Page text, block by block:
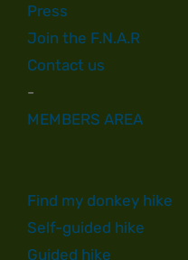
Press
Join the F.N.A.R
Contact us
-
MEMBERS AREA
Find my donkey hike
Self-guided hike
Guided hike